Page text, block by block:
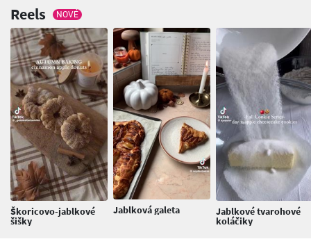
Reels NOVÉ
Škoricovo-jablkové
šišky
Jablková galeta Jablkové tvarohové
koláčiky